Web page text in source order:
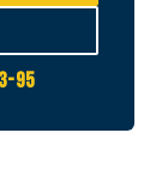
95